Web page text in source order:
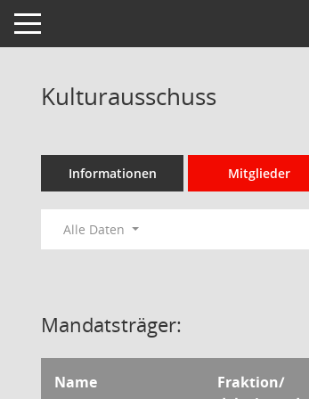
Toggle navigation
Kulturausschuss
Informationen Mitglieder
Alle Daten
Mandatsträger:
Name
Fraktion/